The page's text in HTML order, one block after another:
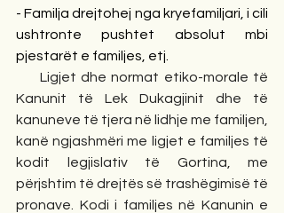
- Familja drejtohej nga kryefamiljari, i cili
ushtronte pushtet absolut mbi
pjestarët e familjes, etj.
Ligjet dhe normat etiko-morale të
Kanunit të Lek Dukagjinit dhe të
kanuneve të tjera në lidhje me familjen,
kanë ngjashmëri me ligjet e familjes të
kodit legjislativ të Gortina, me
përjshtim të drejtës së trashëgimisë të
pronave. Kodi i familjes në Kanunin e